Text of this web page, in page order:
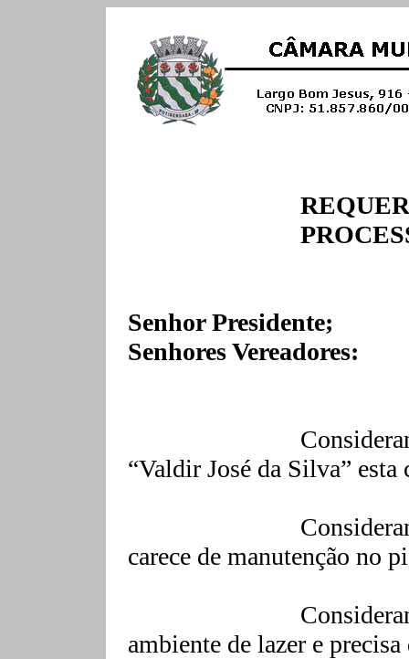
Senhor Presidente;
Senhores Vereadores:
“Valdir José da Silva”
carece de manutenção no
ambiente de lazer e